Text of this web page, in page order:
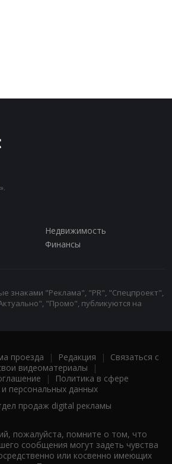
Недвижимость
Финансы
знаками "Реклама", "PR", "Спецпроект",
"Промо", публикуются на
проезда | Редакция | Связаться с
видеоматериалы |
|
Политика в сфере
персональных данных
продаж digital рекламы
пожалуйста, помните о том, что
сообщения могут задеть чувства
или косвенно имеющих